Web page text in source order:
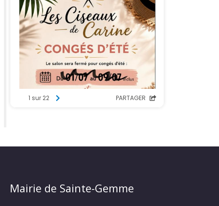
Mairie de Sainte-Gemme